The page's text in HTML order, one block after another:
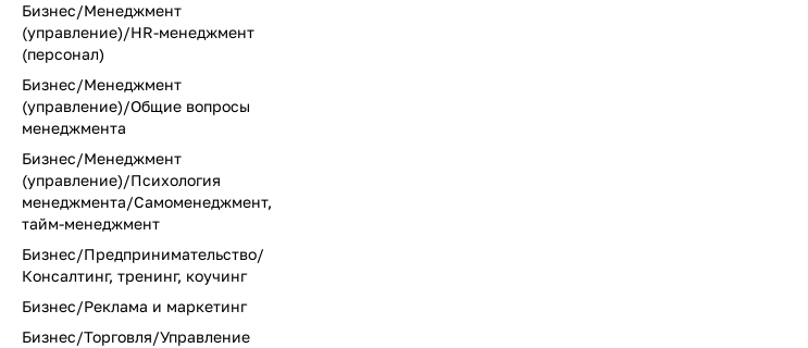
Бизнес/Менеджмент
(управление)/HR-менеджмент
(персонал)
Бизнес/Менеджмент
(управление)/Общие вопросы
менеджмента
Бизнес/Менеджмент
(управление)/Психология
менеджмента/Самоменеджмент,
тайм-менеджмент
Бизнес/Предпринимательство/
Консалтинг, тренинг, коучинг
Бизнес/Реклама и маркетинг
Бизнес/Торговля/Управление